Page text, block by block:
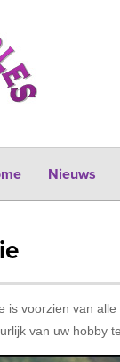
Nieuws
is voorzien van
van uw hobby